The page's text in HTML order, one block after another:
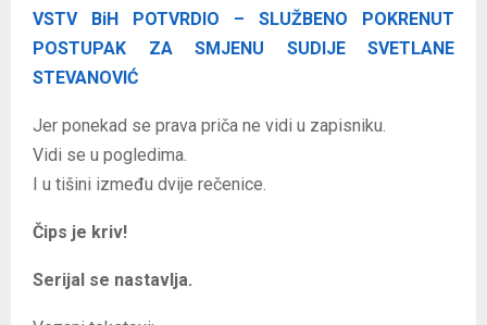
VSTV BiH POTVRDIO – SLUŽBENO POKRENUT
POSTUPAK ZA SMJENU SUDIJE SVETLANE
STEVANOVIĆ
Jer ponekad se prava priča ne vidi u zapisniku.
Vidi se u pogledima.
I u tišini između dvije rečenice.
Čips je kriv!
Serijal se nastavlja.